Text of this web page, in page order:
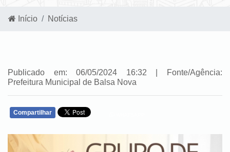
Início Notícias
Publicado em: 06/05/2024 16:32 | Fonte/Agência:
Prefeitura Municipal de Balsa Nova
Compartilhar